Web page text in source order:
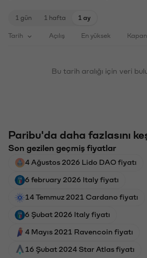
1 gün 1 hafta 1 ay
Tarih Açılış En yüksek
Bu tarih aralığı için veri
Paribu'da daha fazlasını
Son gezilen geçmiş fiyatlar
4 Ağustos 2026 Lido DAO fiyatı
6 february 2026 Italy fiyatı
14 Temmuz 2021 Cardano fiyatı
6 Şubat 2026 Italy fiyatı
4 Mayıs 2021 Ravencoin fiyatı
16 Şubat 2024 Star Atlas fiyatı